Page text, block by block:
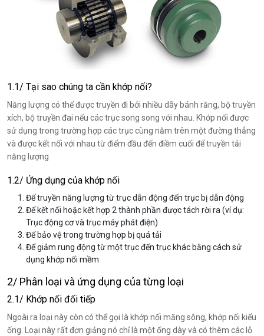
1.1/ Tại sao chúng ta cần khớp nối?
Năng lượng có thể được truyền đi bởi nhiều dãy bánh răng, bộ truyền
xích, bộ truyền đai nếu các trục song song với nhau. Khớp nối được
sử dụng trong trường hợp các trục cùng nằm trên một đường thẳng
và được kết nối với nhau từ điểm đầu đến điềm cuối để truyền tải
năng lượng
1.2/ Ứng dụng của khớp nối
Để truyền năng lượng từ trục dẫn động đến trục bị dẫn động
Để kết nối hoặc kết hợp 2 thành phần được tách rời ra (ví dụ:
Trục động cơ và trục máy phát điện)
Để bảo vệ trong trường hợp bị quá tải
Để giảm rung động từ một trục đến trục khác bằng cách sử
dụng khớp nối mềm
2/ Phân loại và ứng dụng của từng loại
2.1/ Khớp nối đối tiếp
Ngoài ra loại này còn có thể gọi là khớp nối măng sông, khớp nối kiểu
ống. Loại này rất đơn giảng nó chỉ là một ống dày và có thêm các lỗ